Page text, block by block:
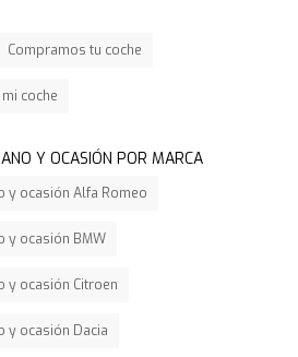
Compramos tu coche
coche
Y OCASIÓN POR MARCA
y ocasión Alfa Romeo
y ocasión BMW
y ocasión Citroen
y ocasión Dacia